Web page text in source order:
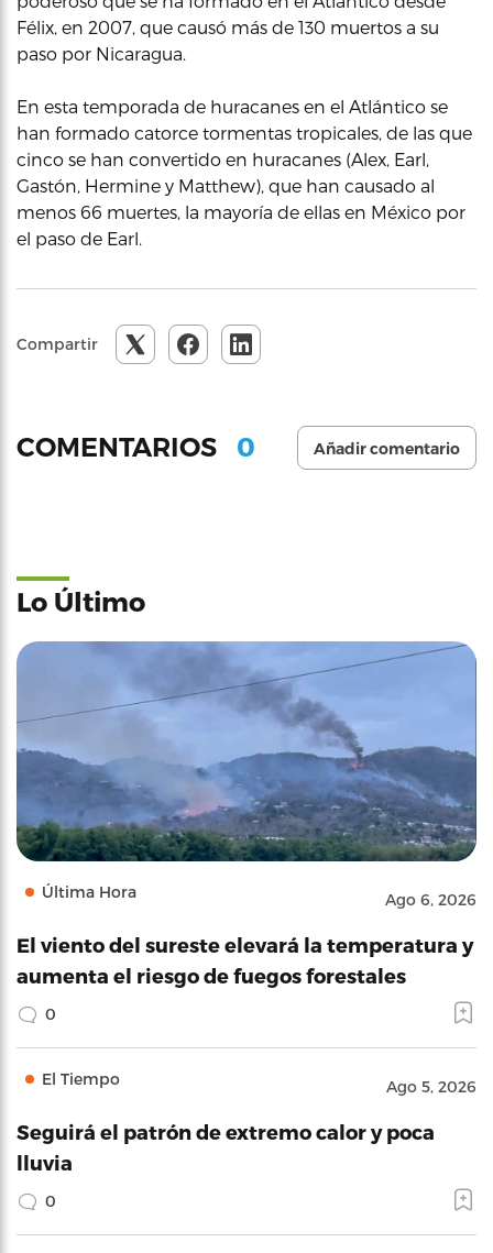
Félix, en 2007, que causó más de 130 muertos a su
paso por Nicaragua.
En esta temporada de huracanes en el Atlántico se
han formado catorce tormentas tropicales, de las que
cinco se han convertido en huracanes (Alex, Earl,
Gastón, Hermine y Matthew), que han causado al
menos 66 muertes, la mayoría de ellas en México por
el paso de Earl.
Compartir
COMENTARIOS 0 Añadir comentario
Lo Último
Última Hora Ago 6, 2026
El viento del sureste elevará la temperatura y
aumenta el riesgo de fuegos forestales
0
El Tiempo Ago 5, 2026
Seguirá el patrón de extremo calor y poca
lluvia
0